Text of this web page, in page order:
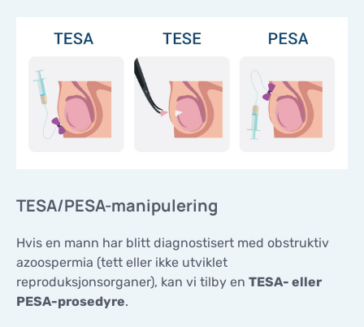
KONTAKTER
KONTAKTER
TESA/PESA-manipulering
Hvis en mann har blitt diagnostisert med obstruktiv
azoospermia (tett eller ikke utviklet
reproduksjonsorganer), kan vi tilby en TESA- eller
PESA-prosedyre.